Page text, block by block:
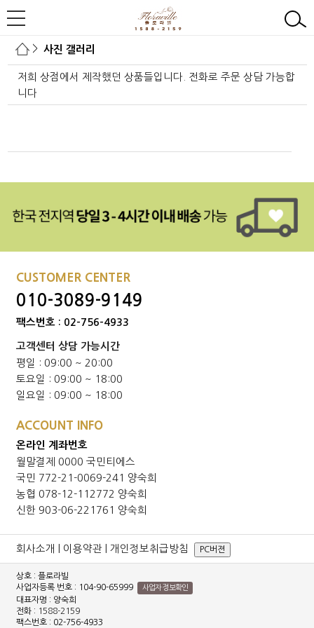
> 사진 갤러리
저희 상점에서 제작했던 상품들입니다. 전화로 주문 상담 가능합
니다
CUSTOMER CENTER
010-3089-9149
팩스번호 : 02-756-4933
고객센터 상담 가능시간
평일 : 09:00 ~ 20:00
토요일 : 09:00 ~ 18:00
일요일 : 09:00 ~ 18:00
ACCOUNT INFO
온라인 계좌번호
월말결제 0000 국민티에스
국민 772-21-0069-241 양숙희
농협 078-12-112772 양숙희
신한 903-06-221761 양숙희
회사소개 이용약관| 개인정보취급방침 PC버젼
상호 : 플로라빌
사업자등록 번호 : 104-90-65999
사업자 정보확인
대표자명 : 양숙희
전화 : 1588-2159
팩스번호 : 02-756-4933